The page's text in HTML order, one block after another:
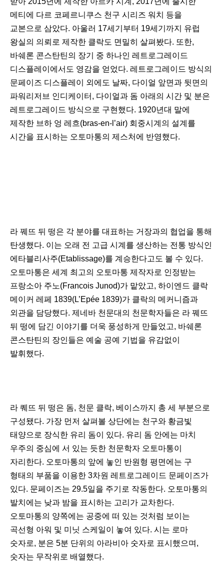
메티에 다르 코페르니쿠스 천구 시리즈 워치 등을
교본으로 삼았다. 아울러 17세기부터 19세기까지 유럽
왕실의 의뢰로 제작한 클락도 면밀히 살펴봤다. 또한,
바쉐론 콘스탄틴의 장기 중 하나인 레트로그레이드
디스플레이에서도 영감을 얻었다. 레트로그레이드 방식의
문페이즈 디스플레이 외에도 날짜, 다이얼 앞면과 뒷면의
파워리저브 인디케이터, 다이얼과 돔 아래의 시간 및 분은
레트로그레이드 방식으로 구현했다. 1920년대 말에
제작한 브하 엉 레흐(bras-en-l’air) 회중시계의 설계를
시간을 표시하는 오토마통의 제스처에 반영했다.
라 꿰뜨 뒤 떵은 각 분야를 대표하는 거장과의 협업을 통해
탄생했다. 이는 오래 전 고급 시계를 생산하는 전통 방식인
에타블리사주(Etablissage)를 계승한다고도 볼 수 있다.
오토마통은 세계 최고의 오토마통 제작자로 인정받는
프랑소아 주노(Francois Junod)가 맡았고, 하이엔드 클락
메이커 레페 1839(L’Epée 1839)가 클락의 메커니즘과
외관을 담당했다. 제네바 천문대의 천문학자들은 라 꿰뜨
뒤 떵에 담긴 이야기를 더욱 풍성하게 만들었고, 바쉐론
콘스탄틴의 장인들은 예술 공예 기법을 유감없이
발휘했다.
라 퀘뜨 뒤 떵은 돔, 천문 클락, 베이스까지 총 세 부분으로
구성됐다. 가장 먼저 살펴볼 상단에는 천구와 황금빛
태양으로 장식한 유리 돔이 있다. 유리 돔 안에는 마치
우주의 중심에 서 있는 듯한 천문학자 오토마통이
자리한다. 오토마통의 앞에 놓인 반원형 평면에는 구
형태의 부품을 이용한 3차원 레트로그레이드 문페이즈가
있다. 문페이즈는 29.5일을 주기로 작동한다. 오토마통의
발치에는 낮과 밤을 표시하는 고리가 교차한다.
오토마통의 양쪽에는 공중에 떠 있는 것처럼 보이는
곡선형 아워 및 미닛 스케일이 놓여 있다. 시는 로마
숫자로, 분은 5분 단위의 아라비아 숫자로 표시했으며,
숫자는 무작위로 배열했다.